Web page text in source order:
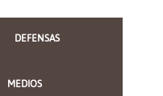
DEFENSAS
MEDIOS